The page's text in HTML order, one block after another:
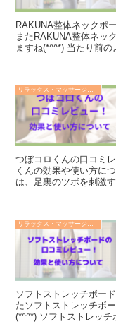
RAKUNA整体ネックポ
またRAKUNA整体ネッ
ますね(*^^*) 当たり前
けの事はあって、リラ
い商品のひとつである
つぼコロくんの口コミ
くんの効果や使い方に
は、足裏のツボを刺激
リラックス・マッサージ用品
ソフトストレッチボー
たソフトストレッチボ
(*^^*) ソフトストレッチ